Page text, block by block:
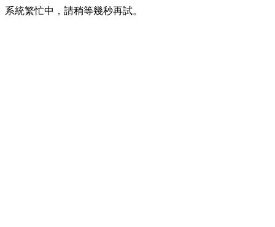
系統繁忙中，請稍等幾秒再試。